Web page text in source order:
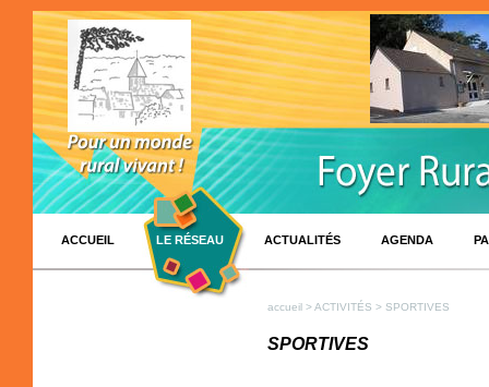
ACCUEIL LE RÉSEAU ACTUALITÉS AGENDA
accueil >ACTIVITÉS > SPORTIVES
SPORTIVES